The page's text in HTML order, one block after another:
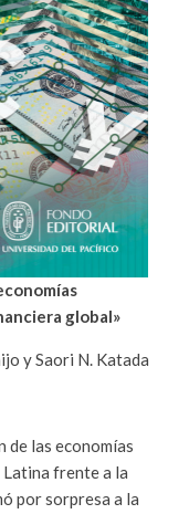
global»
y Saori N. Katada
de las economías
frente a la
por sorpresa a la